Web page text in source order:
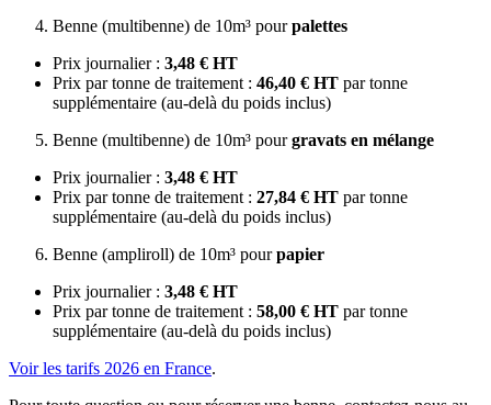
Benne (multibenne) de 10m³ pourpalettes
Prix journalier : 3,48 € HT
Prix par tonne de traitement : 46,40 € HT par tonne
supplémentaire (au-delà du poids inclus)
Benne (multibenne) de 10m³ pourgravats en mélange
Prix journalier : 3,48 € HT
Prix par tonne de traitement : 27,84 € HT par tonne
supplémentaire (au-delà du poids inclus)
Benne (ampliroll) de 10m³ pourpapier
Prix journalier : 3,48 € HT
Prix par tonne de traitement : 58,00 € HT par tonne
supplémentaire (au-delà du poids inclus)
Voir les tarifs 2026 en France.